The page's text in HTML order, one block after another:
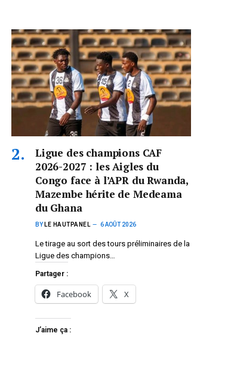
Ligue des champions CAF
2026-2027 : les Aigles du
Congo face à l’APR du Rwanda,
Mazembe hérite de Medeama
du Ghana
BY LE HAUTPANEL 6 AOÛT 2026
Le tirage au sort des tours préliminaires de la
Ligue des champions…
Partager :
Facebook X
J’aime ça :